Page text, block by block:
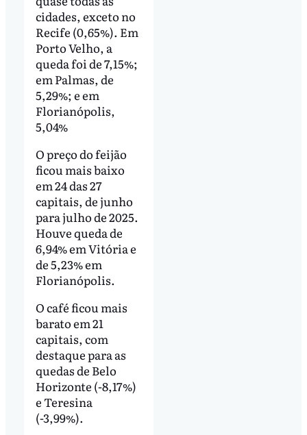
cidades, exceto no
Recife (0,65%). Em
Porto Velho, a
queda foi de 7,15%;
em Palmas, de
5,29%; e em
Florianópolis,
5,04%
O preço do feijão
ficou mais baixo
em 24 das 27
capitais, de junho
para julho de 2025.
Houve queda de
6,94% em Vitória e
de 5,23% em
Florianópolis.
O café ficou mais
barato em 21
capitais, com
destaque para as
quedas de Belo
Horizonte (-8,17%)
e Teresina
(-3,99%).